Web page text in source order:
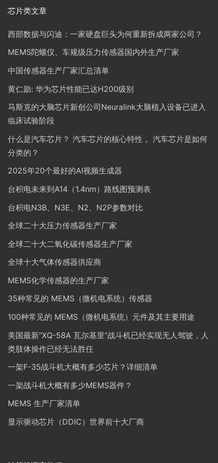
芯片类文章
西部数据与闪迪：一家硬盘巨头为何重新拆成两家公司？
MEMS陀螺仪、车规级压力传感器国内外生产厂家
中国传感器生产厂家汇总清单
黄仁勋: 华为芯片性能已达H200级别
马斯克的大脑芯片新创公司Neuralink大脑植入设备已进入
临床试验阶段
什么是汽车芯片？ 汽车芯片的核心特性， 汽车芯片是如何
分类的？
2025年20个最好的AI视频生成器
台积电未来到A14（1.4nm）路线图预测表
台积电N3B、N3E、N2、N2P参数对比
全球二十大压力传感器生产厂家
全球二十大二氧化碳传感器生产厂家
全球十大气体传感器供应商
MEMS化学传感器的生产厂家
35种常见的 MEMS（微机电系统）传感器
100种常见的 MEMS（微机电系统）元件及其主要用途
美国最新“XQ-58A 瓦尔基里”战斗机已经实现无人驾驶，人
类肢体操作已经无法胜任
一架F-35战斗机大概有多少芯片？详细清单
一架战斗机大概有多少MEMS器件？
MEMS 生产厂家清单
显示驱动芯片（DDIC）世界前十大厂商